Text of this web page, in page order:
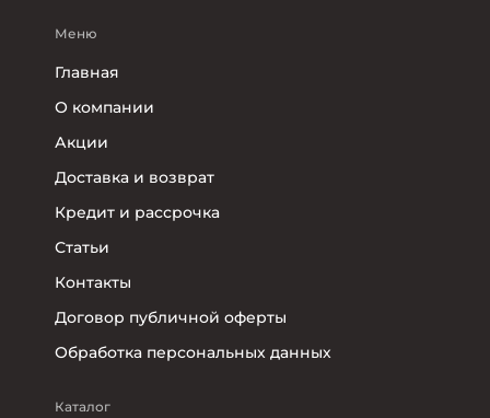
Меню
Главная
О компании
Акции
Доставка и возврат
Кредит и рассрочка
Статьи
Контакты
Договор публичной оферты
Обработка персональных данных
Каталог